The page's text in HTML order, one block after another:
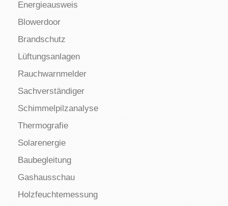
Energieausweis
Blowerdoor
Brandschutz
Lüftungsanlagen
Rauchwarnmelder
Sachverständiger
Schimmelpilzanalyse
Thermografie
Solarenergie
Baubegleitung
Gashausschau
Holzfeuchtemessung